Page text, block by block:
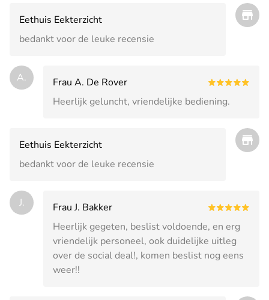
Eethuis Eekterzicht
bedankt voor de leuke recensie
A.
Frau A. De Rover
Heerlijk geluncht, vriendelijke bediening.
Eethuis Eekterzicht
bedankt voor de leuke recensie
J.
Frau J. Bakker
Heerlijk gegeten, beslist voldoende, en erg
vriendelijk personeel, ook duidelijke uitleg
over de social deal!, komen beslist nog eens
weer!!